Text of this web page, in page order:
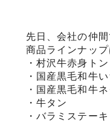
先日、会社の仲
商品ラインナップ
・村沢牛赤身ト
・国産黒毛和牛
・国産黒毛和牛
・牛タン
・バラミステーキ